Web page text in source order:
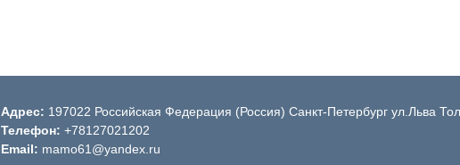
Адрес: 197022 Российская Федерация (Россия) Санкт-Петербург ул.Льва
Телефон: +78127021202
Email: mamo61@yandex.ru